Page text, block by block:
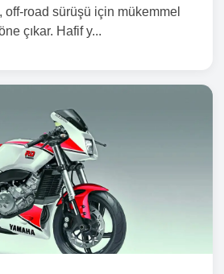
road sürüşü için mükemmel
çıkar. Hafif y...